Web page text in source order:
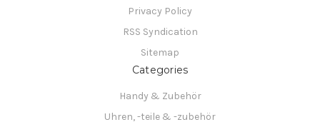
Privacy Policy
RSS Syndication
Sitemap
Categories
Handy & Zubehör
Uhren, -teile & -zubehör